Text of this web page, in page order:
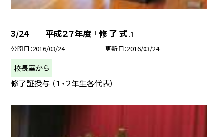
3/24 平成２７年度 『 修 了 式 』
公開日 2016/03/24 更新日 2016/03/24
校長室から
修了証授与 （１・２年生各代表）